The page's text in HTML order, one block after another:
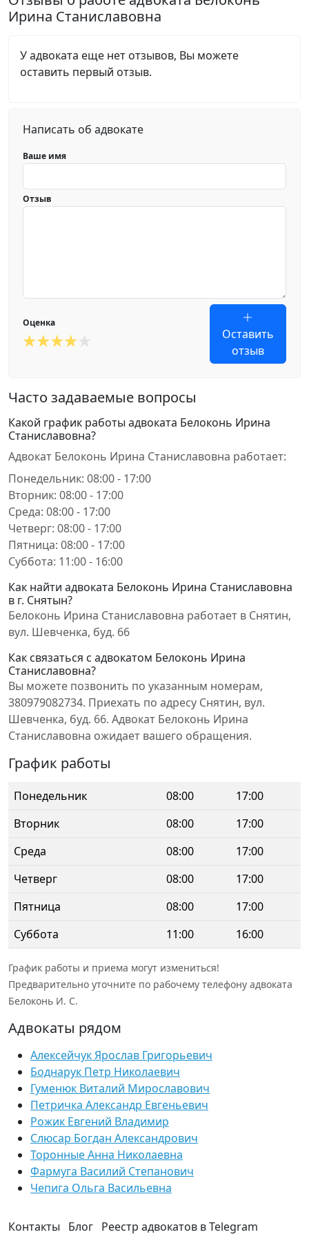
Ирина Станиславовна
У адвоката еще нет отзывов, Вы можете
оставить первый отзыв.
Написать об адвокате
Ваше имя
Отзыв
Оценка
Оставить
отзыв
Часто задаваемые вопросы
Какой график работы адвоката Белоконь Ирина
Станиславовна?
Адвокат Белоконь Ирина Станиславовна работает:
Понедельник: 08:00 - 17:00
Вторник: 08:00 - 17:00
Среда: 08:00 - 17:00
Четверг: 08:00 - 17:00
Пятница: 08:00 - 17:00
Суббота: 11:00 - 16:00
Как найти адвоката Белоконь Ирина Станиславовна
в г. Снятын?
Белоконь Ирина Станиславовна работает в Снятин,
вул. Шевченка, буд. 66
Как связаться с адвокатом Белоконь Ирина
Станиславовна?
Вы можете позвонить по указанным номерам,
380979082734. Приехать по адресу Снятин, вул.
Шевченка, буд. 66. Адвокат Белоконь Ирина
Станиславовна ожидает вашего обращения.
График работы
Понедельник 08:00
17:00
Вторник
08:00
17:00
Среда
08:00
17:00
Четверг
08:00
17:00
Пятница
08:00
17:00
Суббота
11:00 16:00
График работы и приема могут измениться!
Предварительно уточните по рабочему телефону адвоката
Белоконь И. С.
Адвокаты рядом
Алексейчук Ярослав Григорьевич
Боднарук Петр Николаевич
Гуменюк Виталий Мирославович
Петричка Александр Евгеньевич
Рожик Евгений Владимир
Слюсар Богдан Александрович
Торонные Анна Николаевна
Фармуга Василий Степанович
Чепига Ольга Васильевна
Контакты Блог Реестр адвокатов в Telegram